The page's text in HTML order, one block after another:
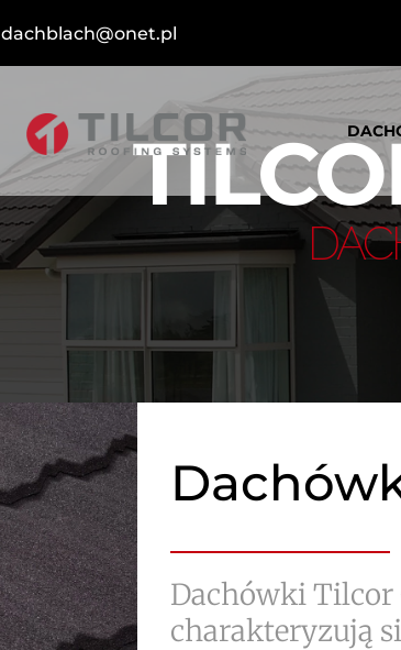
dachblach@onet.pl
Dachówki Tilcor
charakteryzują